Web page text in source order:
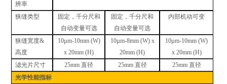
辨率
狭缝类型
固定，千分尺和
自动变量可选
固定，千分尺和
自动变量可选
内部机动可变
狭缝宽度&
高度
10µm-10mm (W)
x 20mm (H)
10µm-8mm (W) x
20mm (H)
10µm-10mm (W)
x 20mm (H)
滤光片尺寸
25mm 直径 25mm 直径
25mm 直径
光学性能指标